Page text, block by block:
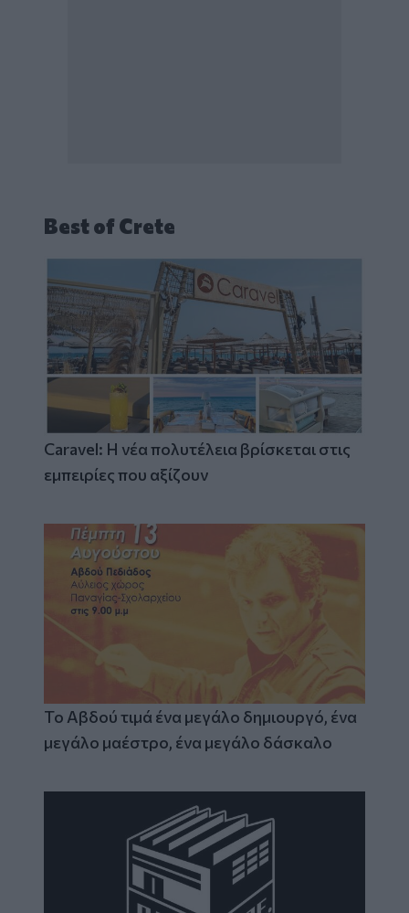
Best of Crete
Caravel: Η νέα πολυτέλεια βρίσκεται στις
εμπειρίες που αξίζουν
Το Αβδού τιμά ένα μεγάλο δημιουργό, ένα
μεγάλο μαέστρο, ένα μεγάλο δάσκαλο